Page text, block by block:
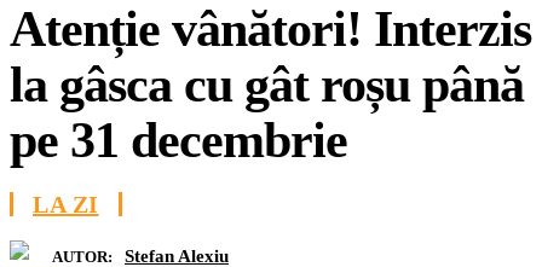
Atenție vânători! Interzis
la gâsca cu gât roșu până
pe 31 decembrie
LA ZI
AUTOR: Stefan Alexiu